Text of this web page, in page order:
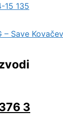
15 135
– Save
3